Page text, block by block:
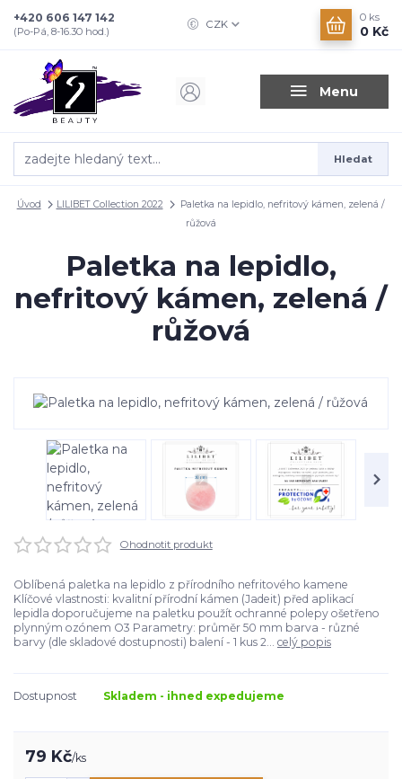
Menu
CZK
Hledat
+420 606 147 142
(Po-Pá, 8-16.30 hod.)
0 ks
0 Kč
Úvod LILIBET Collection 2022
Paletka na lepidlo, nefritový kámen, zelená /
růžová
Paletka na lepidlo,
nefritový kámen, zelená /
růžová
Ohodnotit produkt
Oblíbená paletka na lepidlo z přírodního nefritového kamene
Klíčové vlastnosti: kvalitní přírodní kámen (Jadeit) před aplikací
lepidla doporučujeme na paletku použít ochranné polepy ošetřeno
plynným ozónem O3 Parametry: průměr 50 mm barva - různé
barvy (dle skladové dostupnosti) balení - 1 kus 2... celý popis
Dostupnost Skladem - ihned expedujeme
79 Kč/ks